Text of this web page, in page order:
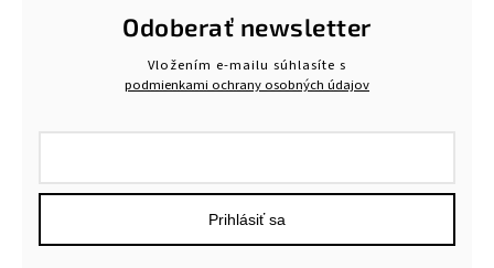
Odoberať newsletter
Vložením e-mailu súhlasíte s
podmienkami ochrany osobných údajov
Prihlásiť sa